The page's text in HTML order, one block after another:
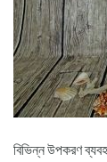
বিভিন্ন উপকরণ